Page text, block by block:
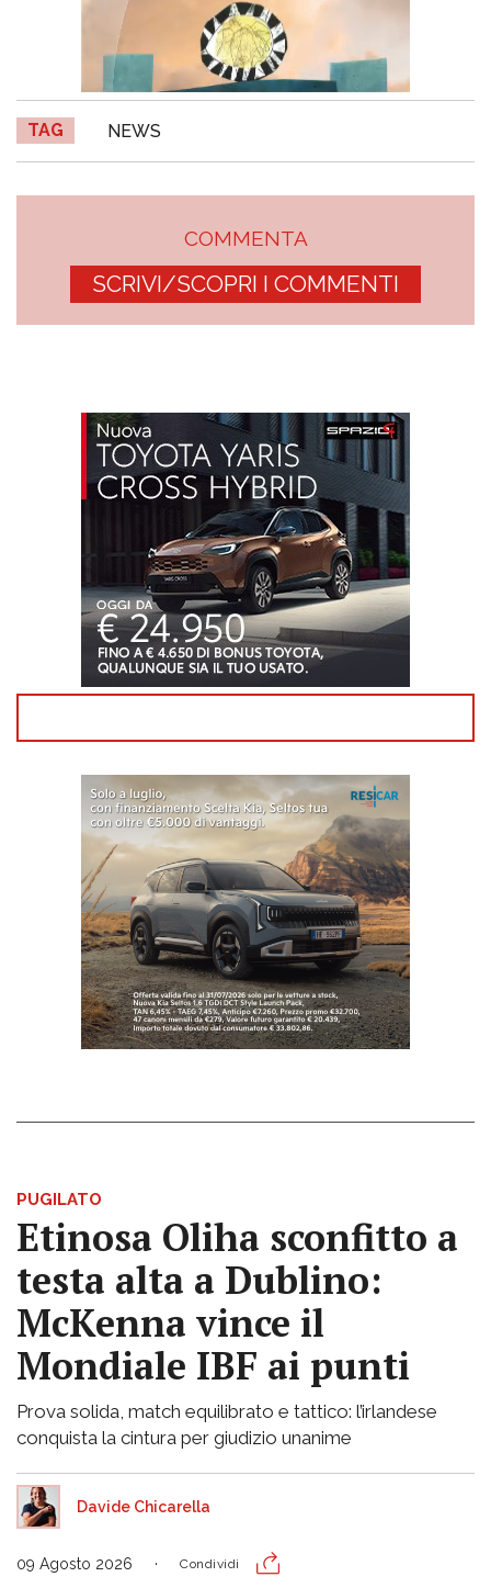
TAG NEWS
COMMENTA
SCRIVI/SCOPRI I COMMENTI
PUGILATO
Etinosa Oliha sconfitto a
testa alta a Dublino:
McKenna vince il
Mondiale IBF ai punti
Prova solida, match equilibrato e tattico: l’irlandese
conquista la cintura per giudizio unanime
Davide Chicarella
09 Agosto 2026 Condividi